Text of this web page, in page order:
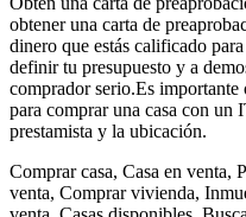
obtener una carta de
dinero que estás calificado
definir tu presupuesto y a
comprador serio.Es importante
para comprar una casa con un
prestamista y la ubicación.
Comprar casa, Casa en venta,
venta, Comprar vivienda,